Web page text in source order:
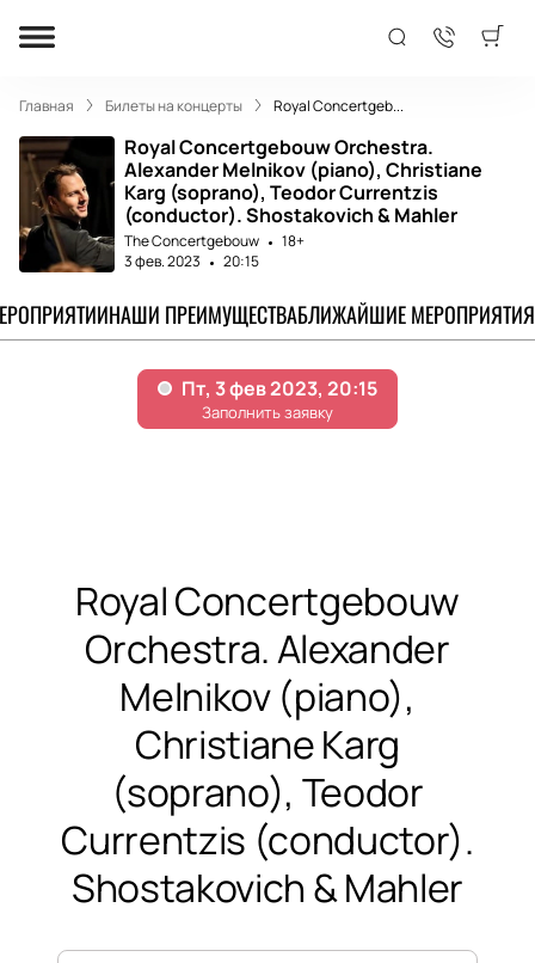
Главная Билеты на концерты Royal Concertgeb...
Royal Concertgebouw Orchestra.
Alexander Melnikov (piano), Christiane
Karg (soprano), Teodor Currentzis
(conductor). Shostakovich & Mahler
The Concertgebouw
18+
3 фев. 2023
20:15
НАШИ ПРЕИМУЩЕСТВАБЛИЖАЙШИЕ МЕРОПРИЯТИЯ
Royal Concertgebouw
Orchestra. Alexander
Melnikov (piano),
Christiane Karg
(soprano), Teodor
Currentzis (conductor).
Shostakovich & Mahler